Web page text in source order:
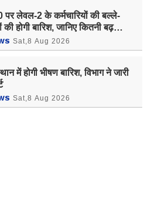
लेवल-2 के कर्मचारियों की बल्ले-
होगी बारिश, जानिए कितनी बढ़
?Sat,8 Aug 2026
में होगी भीषण बारिश, विभाग ने जारी
Sat,8 Aug 2026